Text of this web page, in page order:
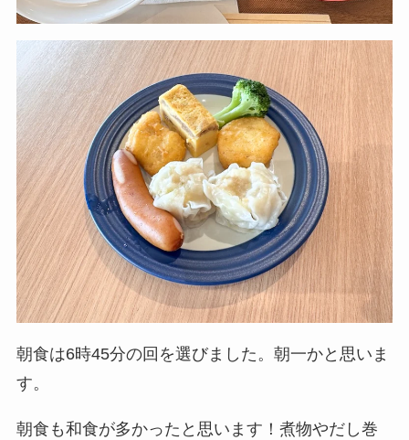
朝食は6時45分の回を選びました。朝一かと思いま
す。
朝食も和食が多かったと思います！煮物やだし巻